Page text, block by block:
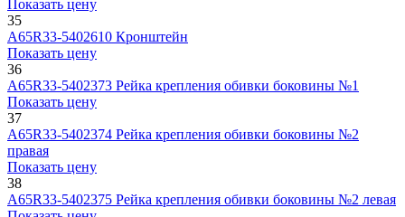
Показать цену
35
А65R33-5402610 Кронштейн
Показать цену
36
А65R33-5402373 Рейка крепления обивки боковины №1
Показать цену
37
А65R33-5402374 Рейка крепления обивки боковины №2
правая
Показать цену
38
А65R33-5402375 Рейка крепления обивки боковины №2 левая